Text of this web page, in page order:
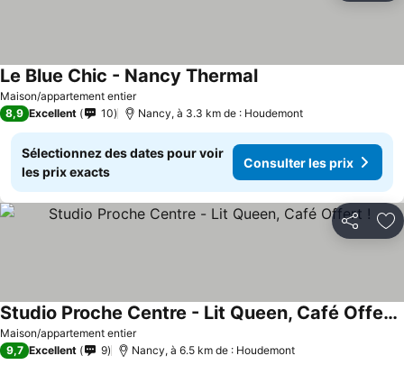
Maison/appartement entier
Le Blue Chic - Nancy Thermal
8,9 Excellent 10 Nancy, à 3.3 km de : Houdemont
Sélectionnez des dates pour voir
les prix exacts
Consulter les prix
Partager
Maison/appartement entier
Studio Proche Centre - Lit Queen, Café Offert !
9,7 Excellent 9 Nancy, à 6.5 km de : Houdemont